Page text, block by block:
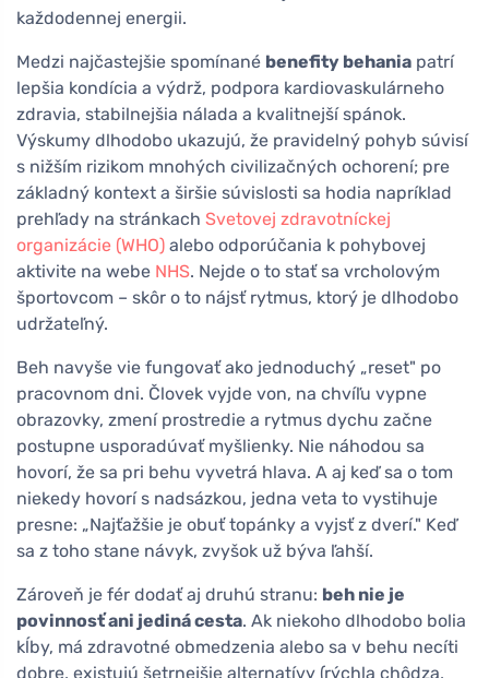
každodennej energii.
Medzi najčastejšie spomínané benefity behania patrí
lepšia kondícia a výdrž, podpora kardiovaskulárneho
zdravia, stabilnejšia nálada a kvalitnejší spánok.
Výskumy dlhodobo ukazujú, že pravidelný pohyb súvisí
s nižším rizikom mnohých civilizačných ochorení; pre
základný kontext a širšie súvislosti sa hodia napríklad
prehľady na stránkach Svetovej zdravotníckej
organizácie (WHO) alebo odporúčania k pohybovej
aktivite na webe NHS. Nejde o to stať sa vrcholovým
športovcom – skôr o to nájsť rytmus, ktorý je dlhodobo
udržateľný.
Beh navyše vie fungovať ako jednoduchý „reset" po
pracovnom dni. Človek vyjde von, na chvíľu vypne
obrazovky, zmení prostredie a rytmus dychu začne
postupne usporadúvať myšlienky. Nie náhodou sa
hovorí, že sa pri behu vyvetrá hlava. A aj keď sa o tom
niekedy hovorí s nadsázkou, jedna veta to vystihuje
presne: „Najťažšie je obuť topánky a vyjsť z dverí." Keď
sa z toho stane návyk, zvyšok už býva ľahší.
Zároveň je fér dodať aj druhú stranu: beh nie je
povinnosť ani jediná cesta. Ak niekoho dlhodobo bolia
kĺby, má zdravotné obmedzenia alebo sa v behu necíti
dobre, existujú šetrnejšie alternatívy (rýchla chôdza,